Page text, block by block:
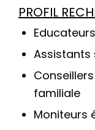
PROFIL
Assistants
familiale
Moniteurs